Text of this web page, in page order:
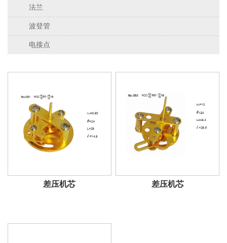
法兰
波登管
电接点
差压机芯 差压机芯